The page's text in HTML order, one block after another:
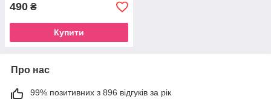
490 ₴
Купити
Про нас
99% позитивних з 896 відгуків за рік